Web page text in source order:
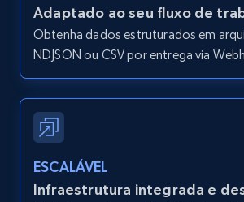
and more.
12K+ 1.3K+
LinkedIn posts
URL, ID, User id, Use url, Title,
text, Date posted, and more.
Adaptado ao seu fluxo de
Obtenha dados estruturados em
NDJSON ou CSV por entrega via
ESCALÁVEL
Infraestrutura integrada e